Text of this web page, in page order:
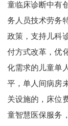
童临床诊断中有
务人员技术劳务
政策，支持儿科
付方式改革，优
化需求的儿童单
平，单人间病房
关设施的，床位
童智慧医保服务